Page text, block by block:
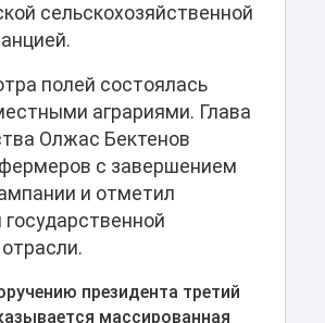
сельскохозяйственной
полей состоялась
аграриями. Глава
Олжас Бектенов
с завершением
и отметил
государственной
президента третий
массированная